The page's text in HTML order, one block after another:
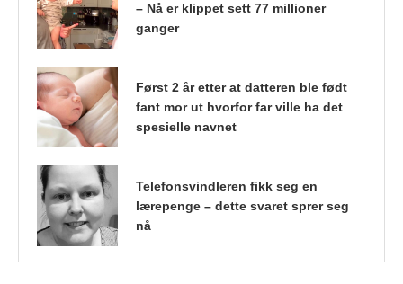
– Nå er klippet sett 77 millioner
ganger
Først 2 år etter at datteren ble født
fant mor ut hvorfor far ville ha det
spesielle navnet
Telefonsvindleren fikk seg en
lærepenge – dette svaret sprer seg
nå